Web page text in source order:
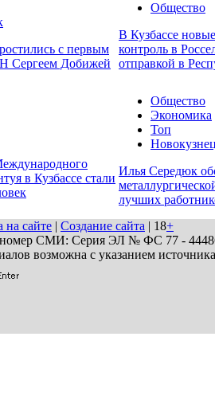
с первым
Сергеем Добижей
Общество
В Кузбассе
контроль в
отправкой в
в Кузбассе стали
Общество
Экономика
Топ
Илья Середюк
лучших
на сайте | Создание сайта | 18+
СМИ: Серия ЭЛ № ФС 77 - 44486
возможна с указанием